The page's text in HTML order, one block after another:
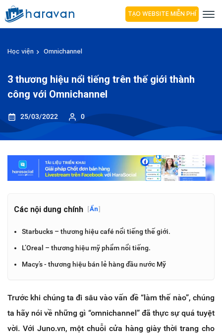
TẠO WEBSITE MIỄN PHÍ
Học viện Omnichannel
3 thương hiệu nổi tiếng trên thế giới thành
công với Omnichannel
25/03/2022 0
Các nội dung chính [Ẩn]
Starbucks – thương hiệu café nổi tiếng thế giới.
L’Oreal – thương hiệu mỹ phẩm nổi tiếng.
Macy’s - thương hiệu bán lẻ hàng đầu nước Mỹ
Trước khi chúng ta đi sâu vào vấn đề “làm thế nào”, chúng
ta hãy nói về những gì “omnichannel” đã thực sự quá tuyệt
vời. Với Juno.vn, một chuỗi cửa hàng giày thời trang cho